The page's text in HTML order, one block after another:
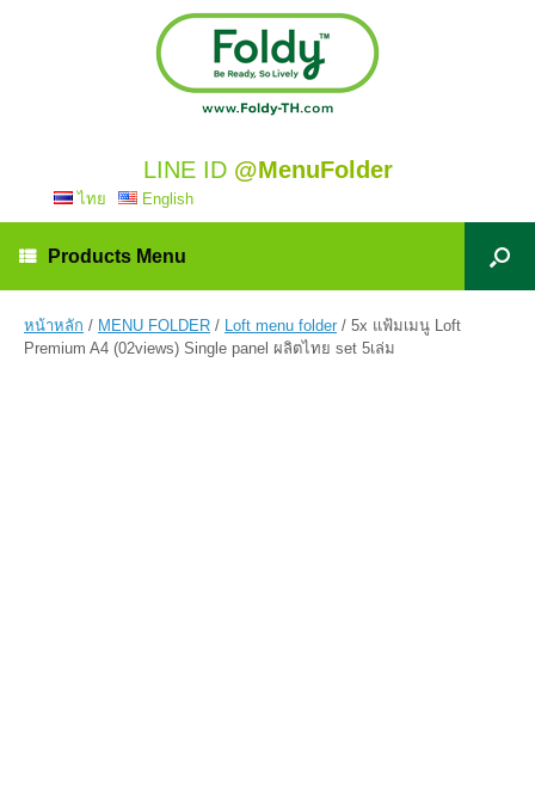
LINE ID @MenuFolder
ไทย English
Products Menu
หน้าหลัก / MENU FOLDER / Loft menu folder / 5x แฟ้มเมนู Loft
Premium A4 (02views) Single panel ผลิตไทย set 5เล่ม